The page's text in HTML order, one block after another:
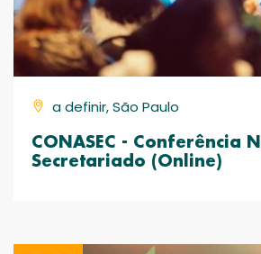
a definir, São Paulo
CONASEC - Conferência
Secretariado (Online)